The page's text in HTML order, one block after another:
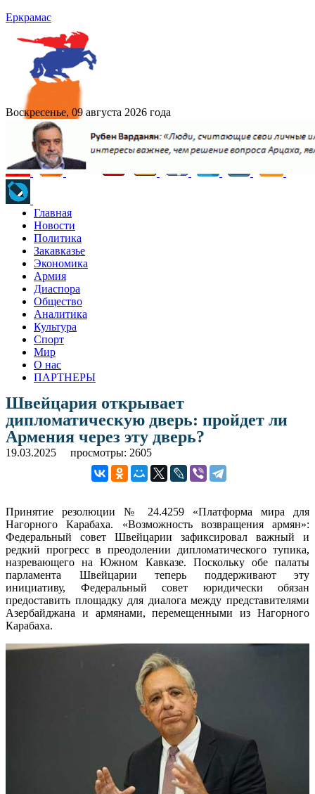
Еркрамас
Воскресенье, 09 августа 2026 года
Главная
Новости
Политика
Закавказье
Экономика
Армия
Диаспора
Общество
Аналитика
Культура
Спорт
Мир
О нас
ПАРТНЕРЫ
Швейцария открывает
дипломатическую дверь: пройдет ли
Армения через эту дверь?
19.03.2025 просмотры: 2605
Принятие резолюции № 24.4259 «Платформа мира для
Нагорного Карабаха. «Возможность возвращения армян»:
Федеральный совет Швейцарии зафиксировал важный и
редкий прогресс в преодолении дипломатического тупика,
назревающего на Южном Кавказе. Поскольку обе палаты
парламента Швейцарии теперь поддерживают эту
инициативу, Федеральный совет юридически обязан
предоставить площадку для диалога между представителями
Азербайджана и армянами, перемещенными из Нагорного
Карабаха.